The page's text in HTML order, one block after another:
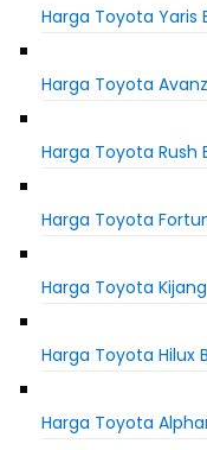
Harga Toyota Yaris
Harga Toyota
Harga Toyota Rush
Harga Toyota
Harga Toyota
Harga Toyota Hilux
Harga Toyota